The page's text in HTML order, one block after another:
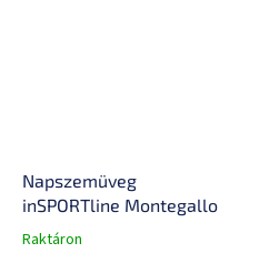
Napszemüveg
inSPORTline Montegallo
A
Raktáron